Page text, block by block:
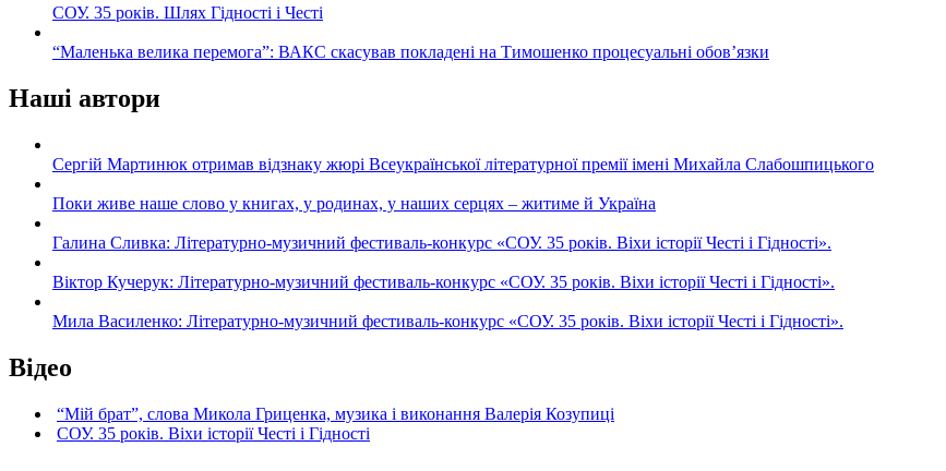
СОУ. 35 років. Шлях Гідності і Честі
“Маленька велика перемога”: ВАКС скасував покладені на Тимошенко процесуальні обов’язки
Наші автори
Сергій Мартинюк отримав відзнаку жюрі Всеукраїнської літературної премії імені Михайла Слабошпицького
Поки живе наше слово у книгах, у родинах, у наших серцях – житиме й Україна
Галина Сливка: Літературно-музичний фестиваль-конкурс «СОУ. 35 років. Віхи історії Честі і Гідності».
Віктор Кучерук: Літературно-музичний фестиваль-конкурс «СОУ. 35 років. Віхи історії Честі і Гідності».
Мила Василенко: Літературно-музичний фестиваль-конкурс «СОУ. 35 років. Віхи історії Честі і Гідності».
Відео
“Мій брат”, слова Микола Гриценка, музика і виконання Валерія Козупиці
СОУ. 35 років. Віхи історії Честі і Гідності